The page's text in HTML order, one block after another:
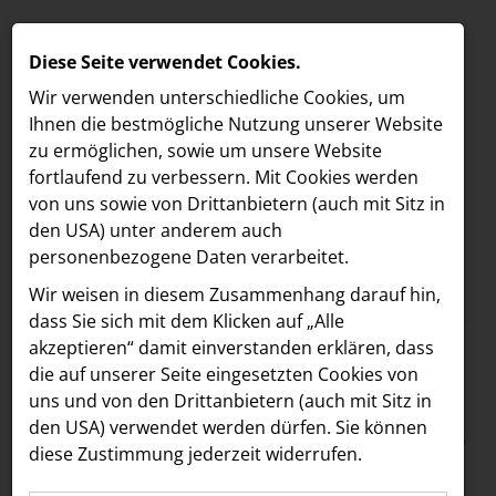
MELDUNGEN
LOEBELL NORDBERG
INNER
aehre
Astoria Artshow
B/S/H Hausgeräte
Meldungen /
Text Bilder Dokumente
25.01.2024
Wiederentdecktes
Damenporträt Gustav
Diese Seite verwendet Cookies.
Wir verwenden unterschiedliche Cookies, um
Ihnen die best­mögliche Nutzung unserer Website
zu ermöglichen, sowie um unsere Website
fortlaufend zu verbessern. Mit Cookies werden
von uns sowie von Drittanbietern (auch mit Sitz in
den USA) unter anderem auch
personenbezogene Daten verarbeitet.
Wir weisen in diesem Zusammenhang darauf hin,
dass Sie sich mit dem Klicken auf „Alle
akzeptieren“ damit ein­ver­standen erklären, dass
die auf unserer Seite eingesetzten Cookies von
uns und von den Drittanbietern (auch mit Sitz in
den USA) verwendet werden dürfen. Sie können
diese Zustimmung jederzeit widerrufen.